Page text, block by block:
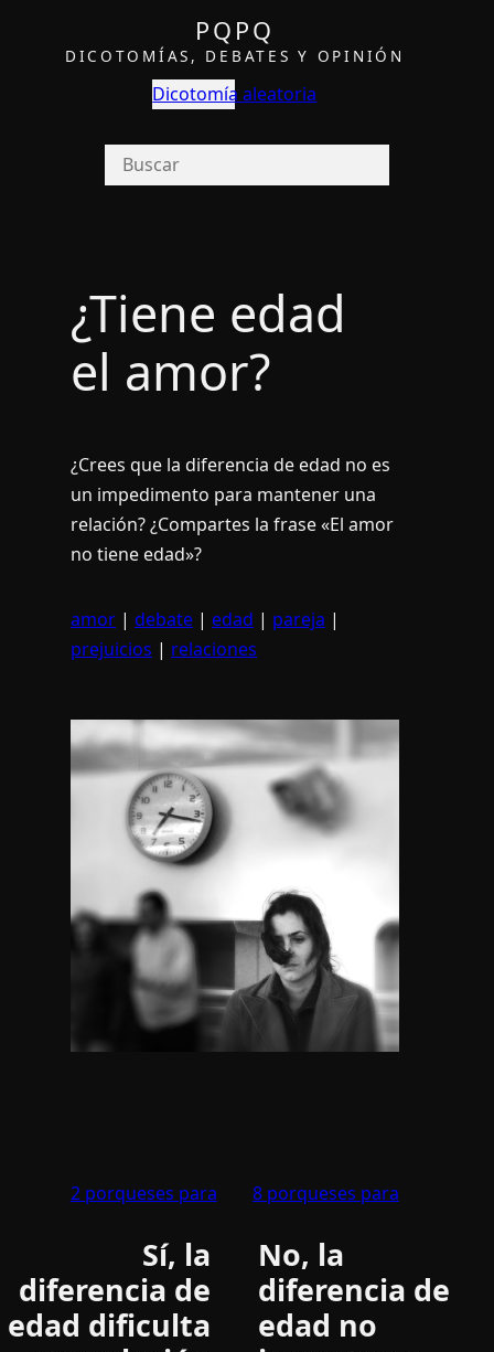
PQPQ
DICOTOMÍAS, DEBATES Y OPINIÓN
Dicotomía aleatoria
¿Tiene edad
el amor?
¿Crees que la diferencia de edad no es
un impedimento para mantener una
relación? ¿Compartes la frase «El amor
no tiene edad»?
amor | debate | edad | pareja |
prejuicios | relaciones
2 porqueses para
Sí­, la
diferencia de
edad dificulta
8 porqueses para
No, la
diferencia de
edad no